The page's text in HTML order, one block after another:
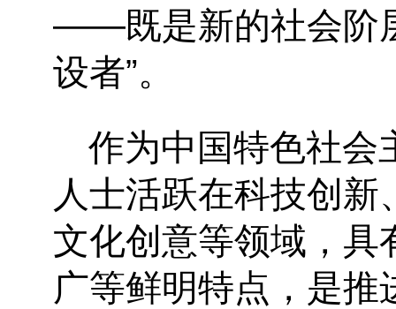
——既是新的社会阶
设者”。
作为中国特色社会
人士活跃在科技创
文化创意等领域，具
广等鲜明特点，是